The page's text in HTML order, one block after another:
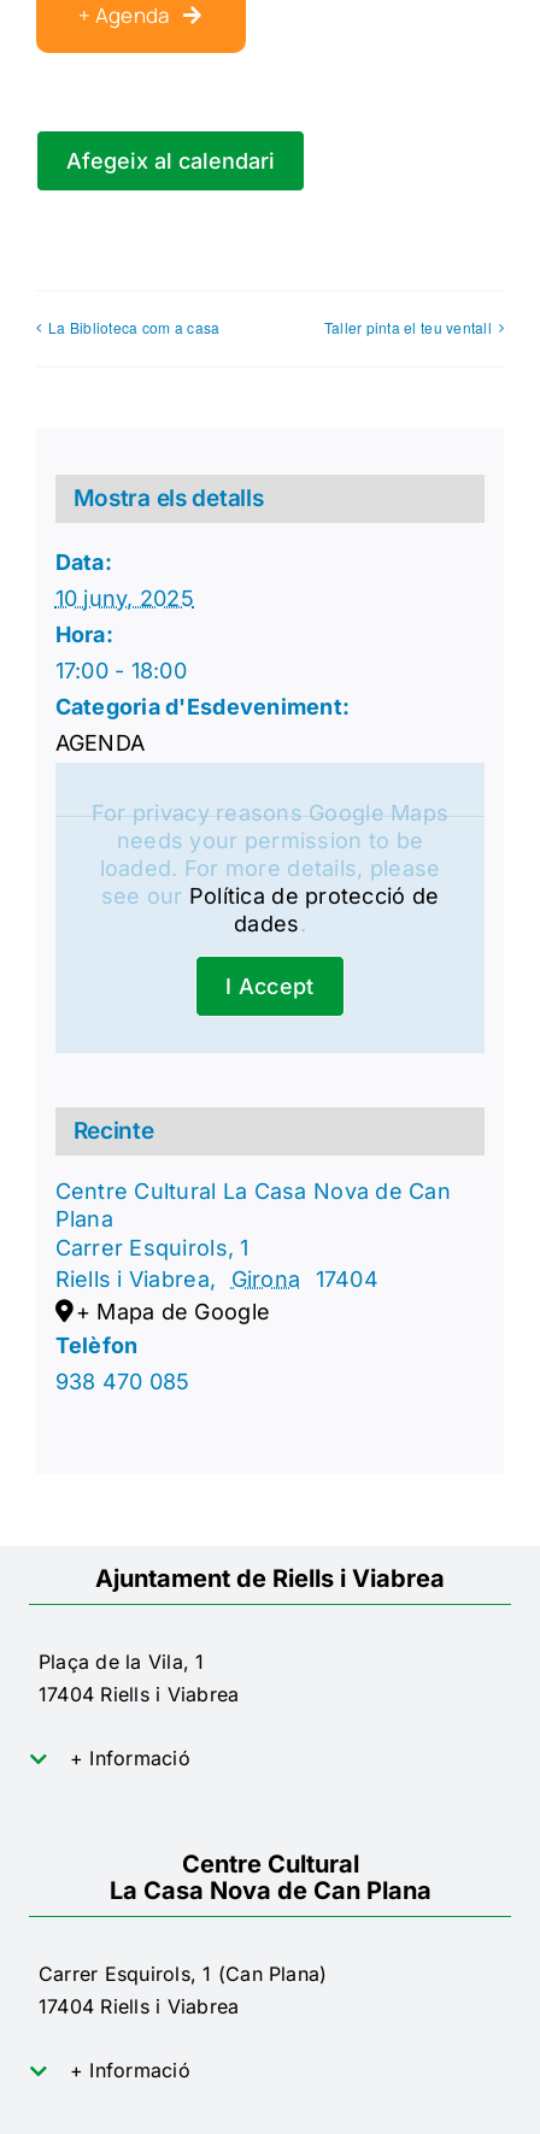
+ Agenda
Afegeix al calendari
La Biblioteca com a casa Taller pinta el teu ventall
Mostra els detalls
Data:
10 juny, 2025
Hora:
17:00 - 18:00
Categoria d'Esdeveniment:
AGENDA
Recinte
Centre Cultural La Casa Nova de Can
Plana
Carrer Esquirols, 1
Riells i Viabrea, Girona
17404
+ Mapa de Google
Telèfon
938 470 085
For privacy reasons Google Maps
needs your permission to be
loaded. For more details, please
see our Política de protecció de
dades.
I Accept
Ajuntament de Riells i Viabrea
Plaça de la Vila, 1
17404 Riells i Viabrea
+ Informació
Centre Cultural
La Casa Nova de Can Plana
Carrer Esquirols, 1 (Can Plana)
17404 Riells i Viabrea
+ Informació